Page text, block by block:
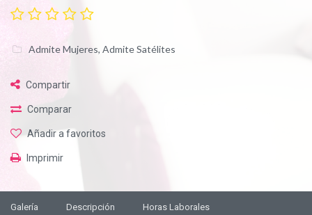
Admite Mujeres, Admite Satélites
Compartir
Comparar
Añadir a favoritos
Imprimir
Galería Descripción Horas Laborales